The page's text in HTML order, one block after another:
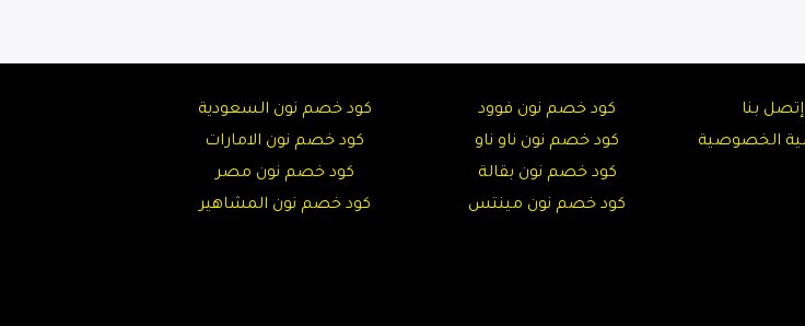
إتصل بنا
الخصوصية
كود خصم نون فوود
كود خصم نون ناو ناو
كود خصم نون بقالة
كود خصم نون مينتس
كود خصم نون السعودية
كود خصم نون الامارات
كود خصم نون مصر
كود خصم نون المشاهير